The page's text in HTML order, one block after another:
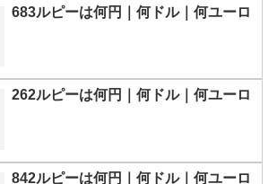
683ルピーは何円｜何ドル｜何ユーロ
262ルピーは何円｜何ドル｜何ユーロ
842ルピーは何円｜何ドル｜何ユーロ